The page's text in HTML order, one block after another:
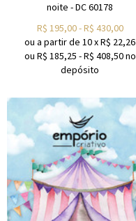
noite - DC 60178
R$ 195,00-R$ 430,00
ou a partir de 10xR$ 22,26
ou R$ 185,25 -R$ 408,50no
depósito